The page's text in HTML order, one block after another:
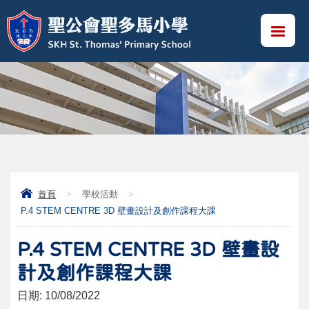
首頁 > 學校活動
>
P.4 STEM CENTRE 3D 壁畫設計及創作課程大課
P.4 STEM CENTRE 3D 壁畫設
計及創作課程大課
日期: 10/08/2022